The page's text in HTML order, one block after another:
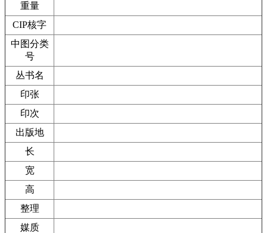
重量
CIP核字
中图分类
号
丛书名
印张
印次
出版地
长
宽
高
整理
媒质